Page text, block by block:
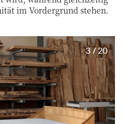
im Vordergrund stehen.
3 / 20